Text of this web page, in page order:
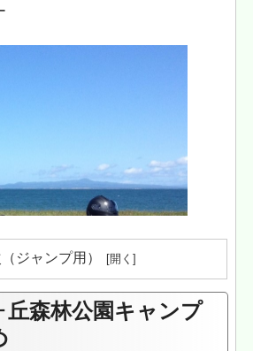
ジャンプ用）
丘森林公園キャンプ